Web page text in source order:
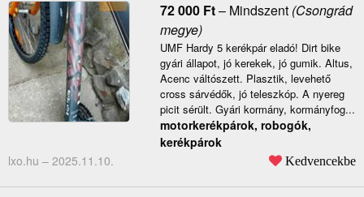
72 000 Ft– Mindszent(Csongrád
megye)
UMF Hardy 5 kerékpár eladó! Dirt bike
gyári állapot, jó kerekek, jó gumik. Altus,
Acenc váltószett. Plasztik, levehető
cross sárvédők, jó teleszkóp. A nyereg
picit sérült. Gyári kormány, kormányfog...
motorkerékpárok, robogók,
kerékpárok
lxo.hu – 2025.11.10. Kedvencekbe